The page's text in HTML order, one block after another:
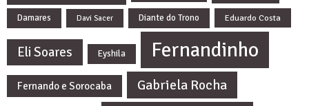
Damares Davi Sacer Diante do Trono Eduardo Costa
Eli Soares Eyshila Fernandinho
Fernando e Sorocaba Gabriela Rocha